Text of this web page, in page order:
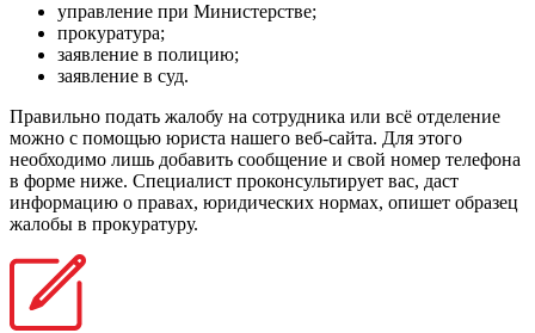
управление при Министерстве;
прокуратура;
заявление в полицию;
заявление в суд.
Правильно подать жалобу на сотрудника или всё отделение
можно с помощью юриста нашего веб-сайта. Для этого
необходимо лишь добавить сообщение и свой номер телефона
в форме ниже. Специалист проконсультирует вас, даст
информацию о правах, юридических нормах, опишет образец
жалобы в прокуратуру.